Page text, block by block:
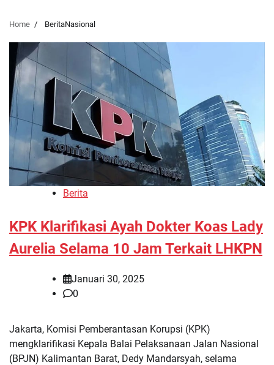
Home BeritaNasional
Berita
KPK Klarifikasi Ayah Dokter Koas Lady
Aurelia Selama 10 Jam Terkait LHKPN
Januari 30, 2025
0
Jakarta, Komisi Pemberantasan Korupsi (KPK)
mengklarifikasi Kepala Balai Pelaksanaan Jalan Nasional
(BPJN) Kalimantan Barat, Dedy Mandarsyah, selama